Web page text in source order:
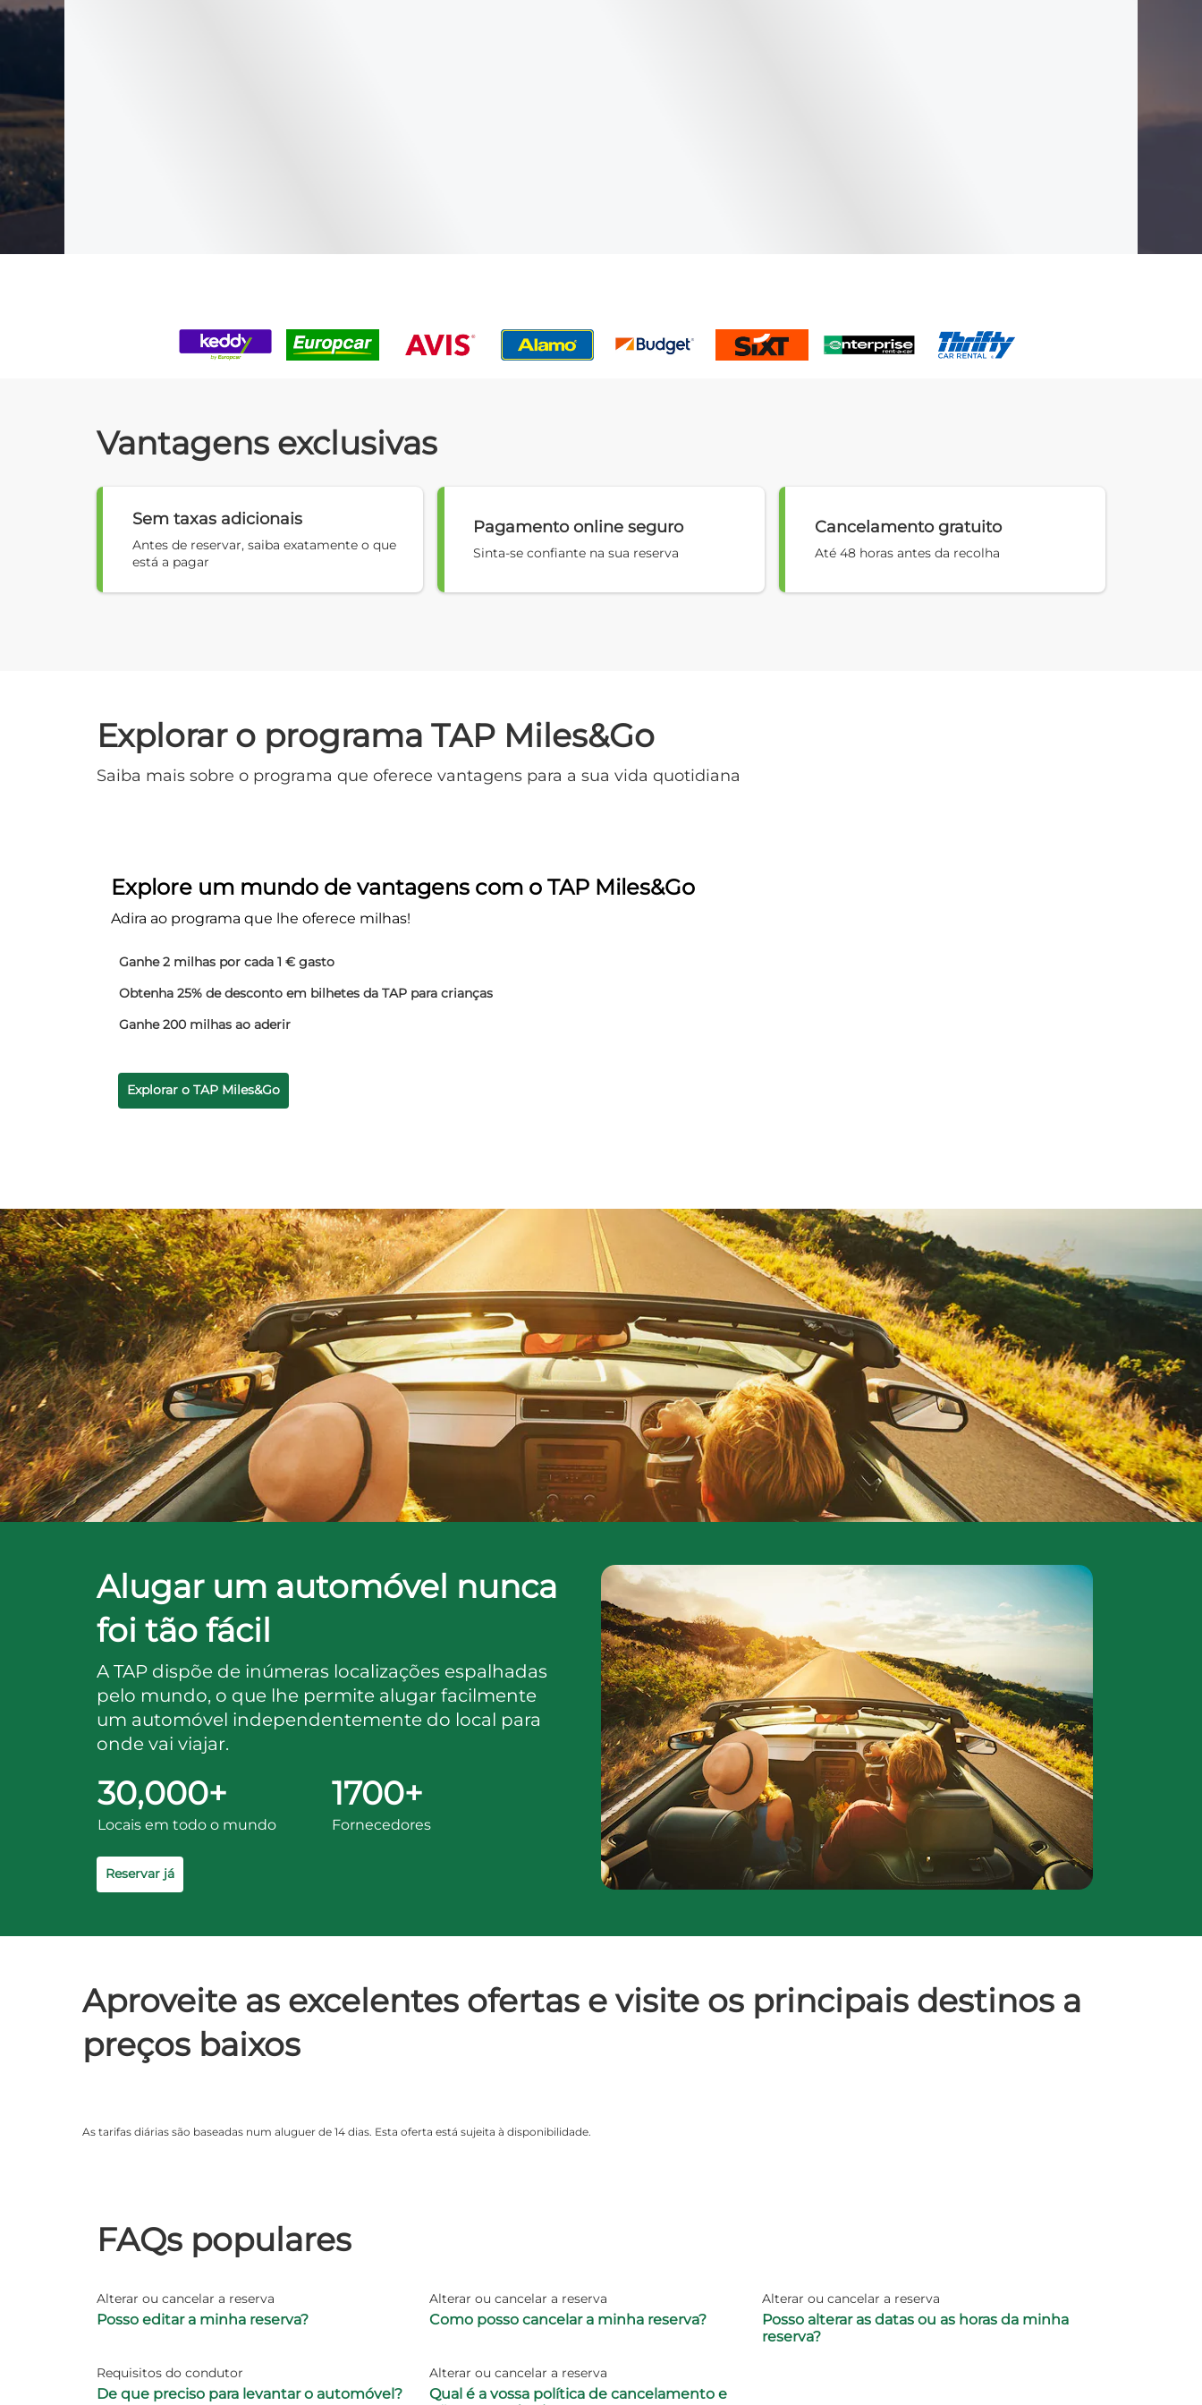
Vantagens exclusivas
Sem taxas adicionais
Antes de reservar, saiba exatamente o que
está a pagar
Pagamento online seguro
Sinta-se confiante na sua reserva
Cancelamento gratuito
Até 48 horas antes da recolha
Explorar o programa TAP Miles&Go
Saiba mais sobre o programa que oferece vantagens para a sua vida quotidiana
Explore um mundo de vantagens com o TAP Miles&Go
Adira ao programa que lhe oferece milhas!
Ganhe 2 milhas por cada 1 € gasto
Obtenha 25% de desconto em bilhetes da TAP para crianças
Ganhe 200 milhas ao aderir
Explorar o TAP Miles&Go
Alugar um automóvel nunca
foi tão fácil
A TAP dispõe de inúmeras localizações espalhadas
pelo mundo, o que lhe permite alugar facilmente
um automóvel independentemente do local para
onde vai viajar.
30,000+
Locais em todo o mundo
1700+
Fornecedores
Reservar já
Aproveite as excelentes ofertas e visite os principais destinos a
preços baixos
As tarifas diárias são baseadas num aluguer de 14 dias. Esta oferta está sujeita à disponibilidade.
FAQs populares
Alterar ou cancelar a reserva
Posso editar a minha reserva?
Alterar ou cancelar a reserva
Como posso cancelar a minha reserva?
Alterar ou cancelar a reserva
Posso alterar as datas ou as horas da minha
reserva?
Requisitos do condutor
De que preciso para levantar o automóvel?
Alterar ou cancelar a reserva
Qual é a vossa política de cancelamento e